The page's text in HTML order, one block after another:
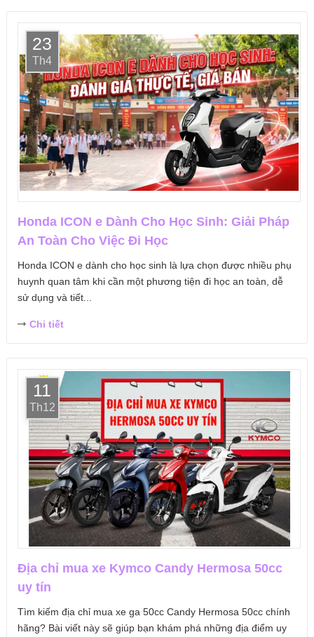
23
Th4
Honda ICON e Dành Cho Học Sinh: Giải Pháp
An Toàn Cho Việc Đi Học
Honda ICON e dành cho học sinh là lựa chọn được nhiều phụ
huynh quan tâm khi cần một phương tiện đi học an toàn, dễ
sử dụng và tiết...
Chi tiết
11
Th12
Địa chỉ mua xe Kymco Candy Hermosa 50cc
uy tín
Tìm kiếm địa chỉ mua xe ga 50cc Candy Hermosa 50cc chính
hãng? Bài viết này sẽ giúp bạn khám phá những địa điểm uy